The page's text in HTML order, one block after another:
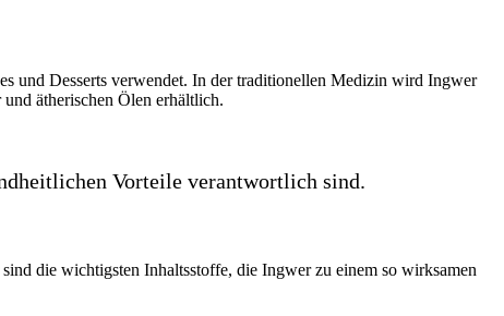
und Desserts verwendet. In der traditionellen Medizin wird Ingwer
ätherischen Ölen erhältlich.
Vorteile verantwortlich sind.
die wichtigsten Inhaltsstoffe, die Ingwer zu einem so wirksamen